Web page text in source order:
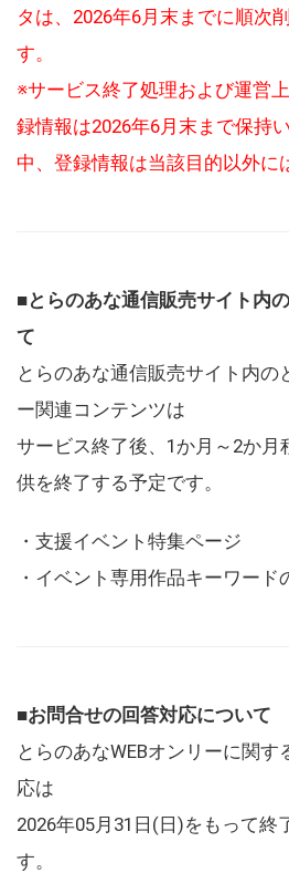
タは、2026年6月末までに順次
す。
※サービス終了処理および運営
録情報は2026年6月末まで保持
中、登録情報は当該目的以外に
■とらのあな通信販売サイト内
て
とらのあな通信販売サイト内の
ー関連コンテンツは
サービス終了後、1か月～2か月
供を終了する予定です。
・支援イベント特集ページ
・イベント専用作品キーワード
■お問合せの回答対応について
とらのあなWEBオンリーに関
応は
2026年05月31日(日)をもって終
す。